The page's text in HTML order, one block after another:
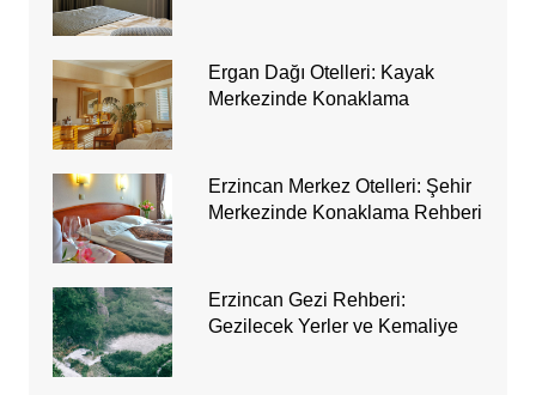
Ergan Dağı Otelleri: Kayak
Merkezinde Konaklama
Erzincan Merkez Otelleri: Şehir
Merkezinde Konaklama Rehberi
Erzincan Gezi Rehberi:
Gezilecek Yerler ve Kemaliye